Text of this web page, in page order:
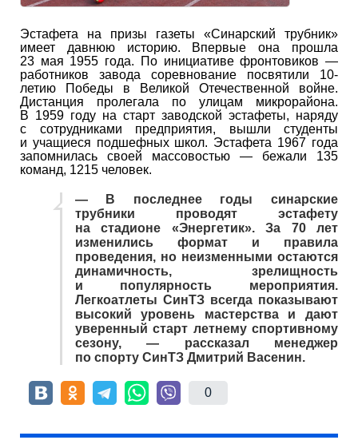
Эстафета на призы газеты «Синарский трубник»
имеет давнюю историю. Впервые она прошла
23 мая 1955 года. По инициативе фронтовиков —
работников завода соревнование посвятили 10-
летию Победы в Великой Отечественной войне.
Дистанция пролегала по улицам микрорайона.
В 1959 году на старт заводской эстафеты, наряду
с сотрудниками предприятия, вышли студенты
и учащиеся подшефных школ. Эстафета 1967 года
запомнилась своей массовостью — бежали 135
команд, 1215 человек.
— В последнее годы синарские
трубники проводят эстафету
на стадионе «Энергетик». За 70 лет
изменились формат и правила
проведения, но неизменными остаются
динамичность, зрелищность
и популярность мероприятия.
Легкоатлеты СинТЗ всегда показывают
высокий уровень мастерства и дают
уверенный старт летнему спортивному
сезону, — рассказал менеджер
по спорту СинТЗ Дмитрий Васенин.
0